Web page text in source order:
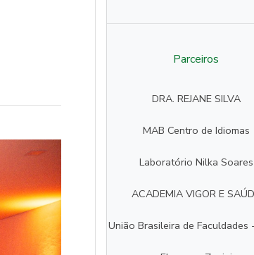
Parceiros
DRA. REJANE SILVA
MAB Centro de Idiomas
Laboratório Nilka Soares
ACADEMIA VIGOR E
União Brasileira de Faculdades